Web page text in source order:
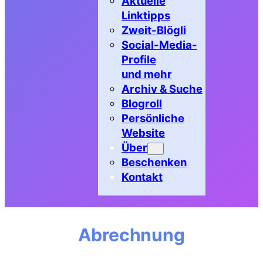
Linktipps
Zweit-Blögli
Social-Media-
Profile
und mehr
Archiv & Suche
Blogroll
Persönliche
Website
Über
Beschenken
Kontakt
Abrechnung